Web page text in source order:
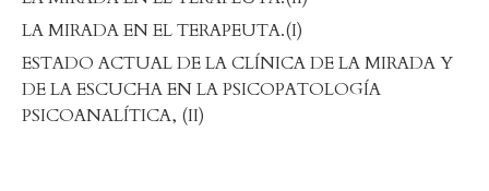
LA MIRADA EN EL TERAPEUTA.(I)
ESTADO ACTUAL DE LA CLÍNICA DE LA MIRADA Y
DE LA ESCUCHA EN LA PSICOPATOLOGÍA
PSICOANALÍTICA, (II)